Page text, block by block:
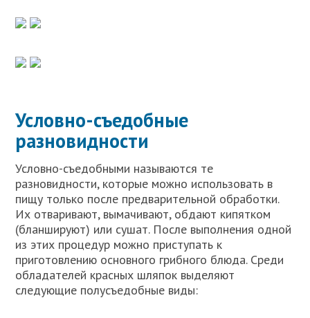
Условно-съедобные
разновидности
Условно-съедобными называются те
разновидности, которые можно использовать в
пищу только после предварительной обработки.
Их отваривают, вымачивают, обдают кипятком
(бланшируют) или сушат. После выполнения одной
из этих процедур можно приступать к
приготовлению основного грибного блюда. Среди
обладателей красных шляпок выделяют
следующие полусъедобные виды: